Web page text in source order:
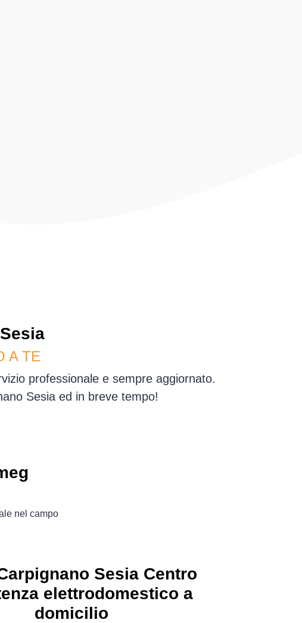
A TE
professionale e sempre aggiornato.
Sesia ed in breve tempo!
nel campo
Sesia Centro
elettrodomestico a
domicilio